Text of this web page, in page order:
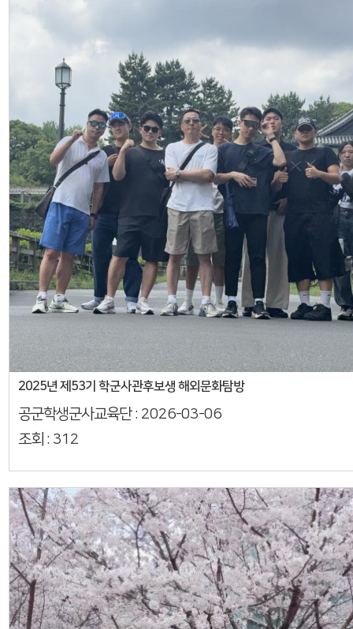
2025년 제53기 학군사관후보생 해외문화탐방
공군학생군사교육단 : 2026-03-06
조회 : 312